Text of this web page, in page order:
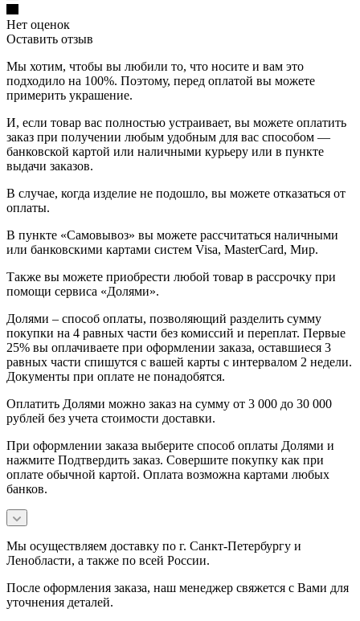
Нет оценок
Оставить отзыв
Мы хотим, чтобы вы любили то, что носите и вам это
подходило на 100%. Поэтому, перед оплатой вы можете
примерить украшение.
И, если товар вас полностью устраивает, вы можете оплатить
заказ при получении любым удобным для вас способом —
банковской картой или наличными курьеру или в пункте
выдачи заказов.
В случае, когда изделие не подошло, вы можете отказаться от
оплаты.
В пункте «Самовывоз» вы можете рассчитаться наличными
или банковскими картами систем Visa, MasterCard, Мир.
Также вы можете приобрести любой товар в рассрочку при
помощи сервиса «Долями».
Долями – способ оплаты, позволяющий разделить сумму
покупки на 4 равных части без комиссий и переплат. Первые
25% вы оплачиваете при оформлении заказа, оставшиеся 3
равных части спишутся с вашей карты с интервалом 2 недели.
Документы при оплате не понадобятся.
Оплатить Долями можно заказ на сумму от 3 000 до 30 000
рублей без учета стоимости доставки.
При оформлении заказа выберите способ оплаты Долями и
нажмите Подтвердить заказ. Совершите покупку как при
оплате обычной картой. Оплата возможна картами любых
банков.
Мы осуществляем доставку по г. Санкт-Петербургу и
Ленобласти, а также по всей России.
После оформления заказа, наш менеджер свяжется с Вами для
уточнения деталей.